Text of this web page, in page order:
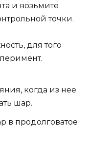
и возьмите
точки.
для того
когда из нее
шар.
в продолговатое